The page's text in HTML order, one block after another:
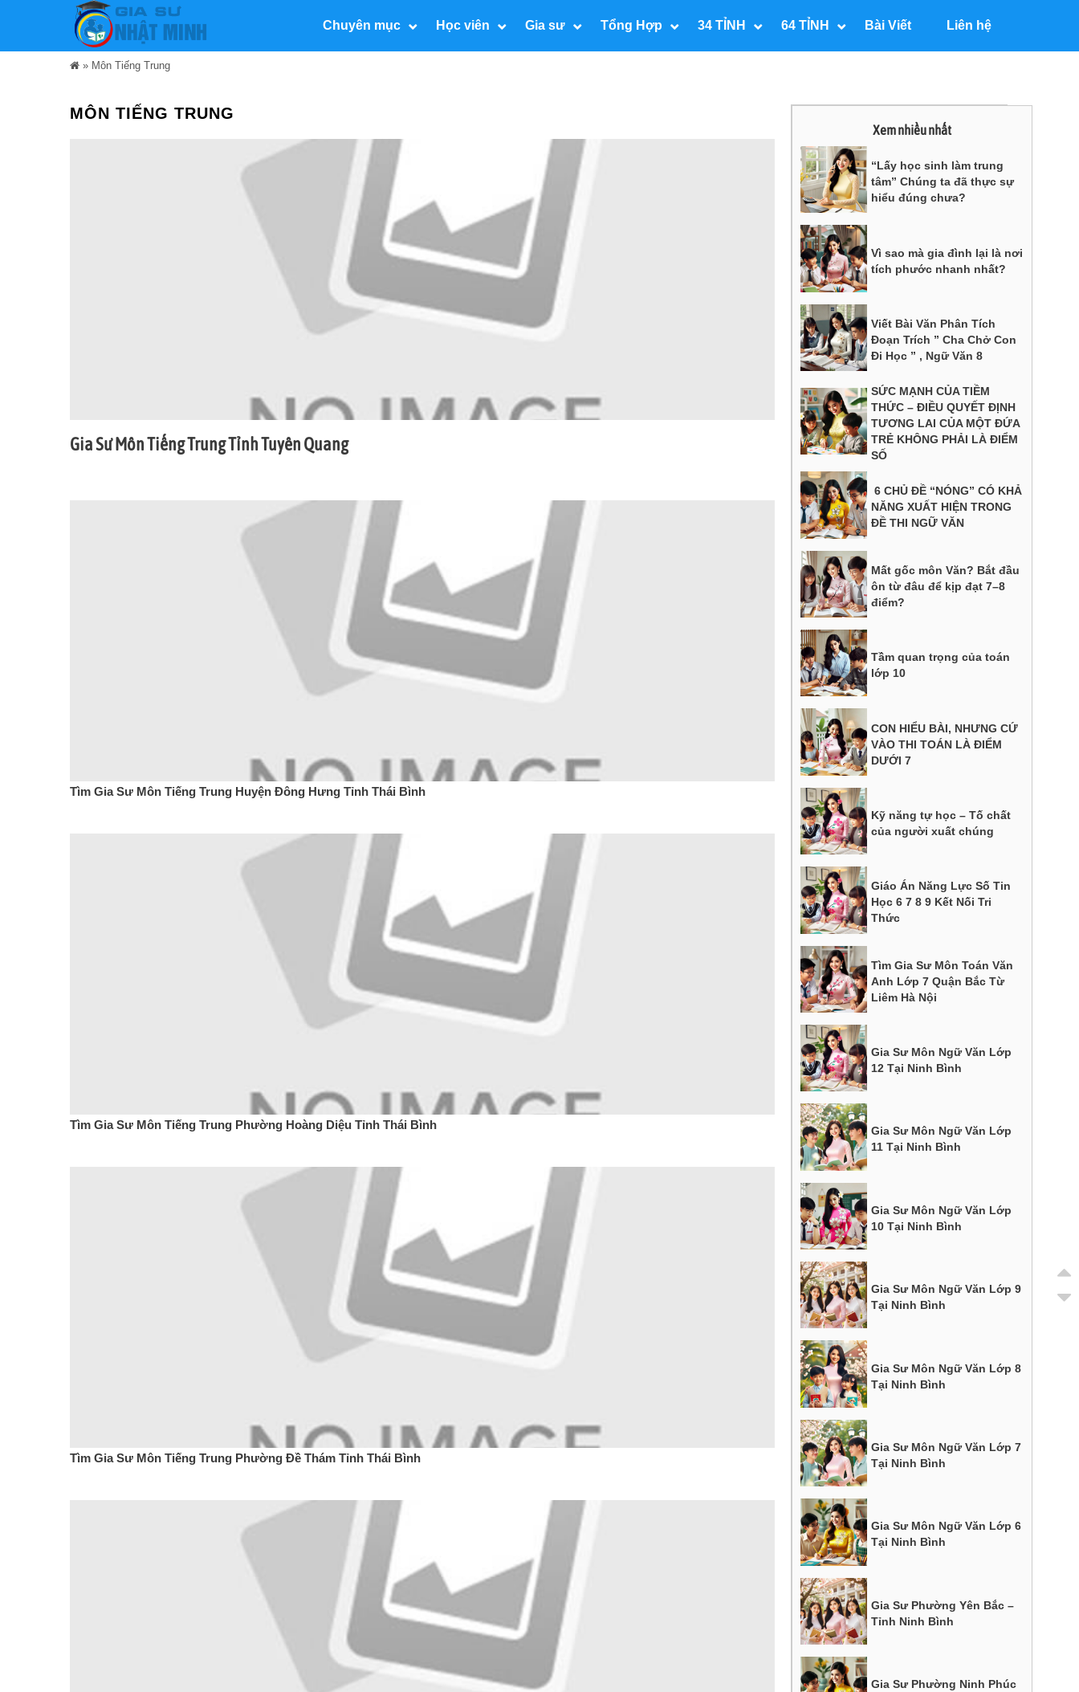
Chuyên mục Học viên Gia sư Tổng Hợp 34 TỈNH 64 TỈNH Bài Viết Liên hệ
» Môn Tiếng Trung
MÔN TIẾNG TRUNG
Gia Sư Môn Tiếng Trung Tỉnh Tuyên Quang
Tìm Gia Sư Môn Tiếng Trung Huyện Đông Hưng Tỉnh Thái Bình
Tìm Gia Sư Môn Tiếng Trung Phường Hoàng Diệu Tỉnh Thái Bình
Tìm Gia Sư Môn Tiếng Trung Phường Đề Thám Tỉnh Thái Bình
Xem nhiều nhất
“Lấy học sinh làm trung
tâm” Chúng ta đã thực sự
hiểu đúng chưa?
Vì sao mà gia đình lại là nơi
tích phước nhanh nhất?
Viết Bài Văn Phân Tích
Đoạn Trích ” Cha Chở Con
Đi Học ” , Ngữ Văn 8
SỨC MẠNH CỦA TIỀM
THỨC – ĐIỀU QUYẾT ĐỊNH
TƯƠNG LAI CỦA MỘT ĐỨA
TRẺ KHÔNG PHẢI LÀ ĐIỂM
SỐ
6 CHỦ ĐỀ “NÓNG” CÓ KHẢ
NĂNG XUẤT HIỆN TRONG
ĐỀ THI NGỮ VĂN
Mất gốc môn Văn? Bắt đầu
ôn từ đâu để kịp đạt 7–8
điểm?
Tầm quan trọng của toán
lớp 10
CON HIỂU BÀI, NHƯNG CỨ
VÀO THI TOÁN LÀ ĐIỂM
DƯỚI 7
Kỹ năng tự học – Tố chất
của người xuất chúng
Giáo Án Năng Lực Số Tin
Học 6 7 8 9 Kết Nối Tri
Thức
Tìm Gia Sư Môn Toán Văn
Anh Lớp 7 Quận Bắc Từ
Liêm Hà Nội
Gia Sư Môn Ngữ Văn Lớp
12 Tại Ninh Bình
Gia Sư Môn Ngữ Văn Lớp
11 Tại Ninh Bình
Gia Sư Môn Ngữ Văn Lớp
10 Tại Ninh Bình
Gia Sư Môn Ngữ Văn Lớp 9
Tại Ninh Bình
Gia Sư Môn Ngữ Văn Lớp 8
Tại Ninh Bình
Gia Sư Môn Ngữ Văn Lớp 7
Tại Ninh Bình
Gia Sư Môn Ngữ Văn Lớp 6
Tại Ninh Bình
Gia Sư Phường Yên Bắc –
Tỉnh Ninh Bình
Gia Sư Phường Ninh Phúc